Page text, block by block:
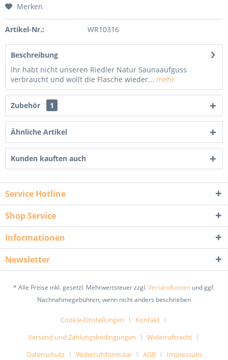
Merken
Artikel-Nr.: WR10316
Beschreibung
Ihr habt nicht unseren Riedler Natur Saunaaufguss
verbraucht und wollt die Flasche wieder... mehr
Zubehör 1
Ähnliche Artikel
Kunden kauften auch
Service Hotline
Shop Service
Informationen
Newsletter
* Alle Preise inkl. gesetzl. Mehrwertsteuer zzgl.Versandkosten und ggf.
Nachnahmegebühren, wenn nicht anders beschrieben
Cookie-Einstellungen
Kontakt
Versand und Zahlungsbedingungen
Widerrufsrecht
Datenschutz
Widerrufsformular AGB Impressum